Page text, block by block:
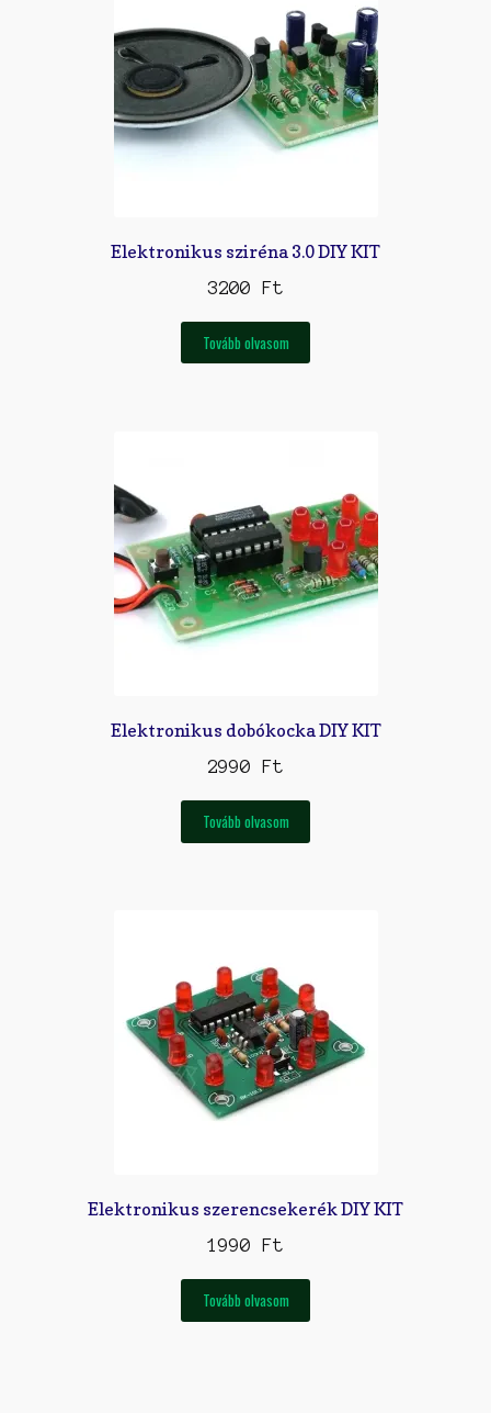
Elektronikus sziréna 3.0 DIY KIT
3200 Ft
Tovább olvasom
Elektronikus dobókocka DIY KIT
2990 Ft
Tovább olvasom
Elektronikus szerencsekerék DIY KIT
1990 Ft
Tovább olvasom